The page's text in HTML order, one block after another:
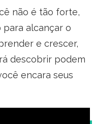
não é tão forte,
alcançar o
e crescer,
descobrir podem
encara seus